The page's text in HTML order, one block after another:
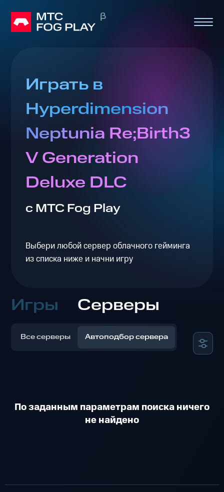
Играть в
Hyperdimension
Neptunia Re;Birth3
V Generation
Deluxe DLC
с МТС Fog Play
Выбери любой сервер облачного гейминга
из списка ниже и начни игру
Игры Серверы
Все серверы Автоподбор сервера
По заданным параметрам поиска ничего
не найдено